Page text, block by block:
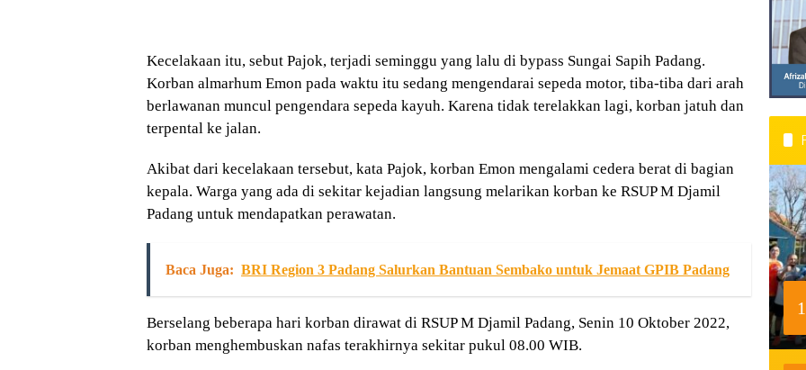
Kecelakaan itu, sebut Pajok, terjadi seminggu yang lalu di bypass Sungai Sapih Padang.
Korban almarhum Emon pada waktu itu sedang mengendarai sepeda motor, tiba-tiba dari arah
berlawanan muncul pengendara sepeda kayuh. Karena tidak terelakkan lagi, korban jatuh dan
terpental ke jalan.
Akibat dari kecelakaan tersebut, kata Pajok, korban Emon mengalami cedera berat di bagian
kepala. Warga yang ada di sekitar kejadian langsung melarikan korban ke RSUP M Djamil
Padang untuk mendapatkan perawatan.
Baca Juga: BRI Region 3 Padang Salurkan Bantuan Sembako untuk Jemaat GPIB Padang
Berselang beberapa hari korban dirawat di RSUP M Djamil Padang, Senin 10 Oktober 2022,
korban menghembuskan nafas terakhirnya sekitar pukul 08.00 WIB.
1